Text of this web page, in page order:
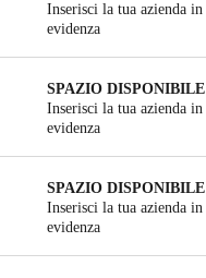
Inserisci la tua azienda in
evidenza
SPAZIO DISPONIBILE
Inserisci la tua azienda in
evidenza
SPAZIO DISPONIBILE
Inserisci la tua azienda in
evidenza